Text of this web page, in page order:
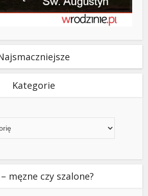
Kategorie
męzne czy szalone?